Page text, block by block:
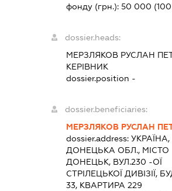
фонду (грн.): 50 000
dossier.heads:
МЕРЗЛЯКОВ РУСЛАН
КЕРІВНИК
dossier.position -
dossier.beneficiaries:
МЕРЗЛЯКОВ РУСЛАН
dossier.address: УКРАЇНА,
ДОНЕЦЬКА ОБЛ., МІСТО
ДОНЕЦЬК, ВУЛ.230 -ОЇ
СТРІЛЕЦЬКОЇ ДИВІЗІЇ,
33, КВАРТИРА 229